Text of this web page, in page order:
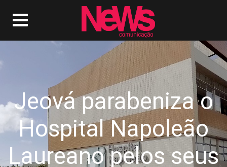
Jeová parabeniza o
Hospital Napoleão
Laureano pelos seus